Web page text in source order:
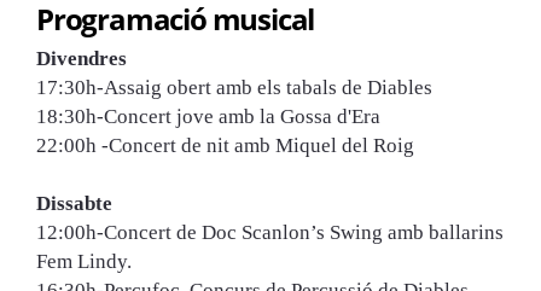
Programació musical
Divendres
17:30h-Assaig obert amb els tabals de Diables
18:30h-Concert jove amb la Gossa d'Era
22:00h -Concert de nit amb Miquel del Roig
Dissabte
12:00h-Concert de Doc Scanlon’s Swing amb ballarins
Fem Lindy.